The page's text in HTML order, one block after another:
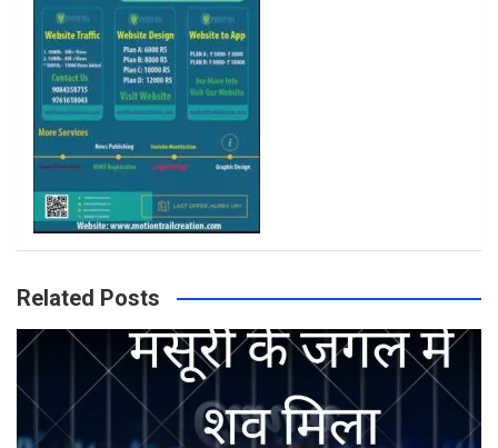
m
Related Posts